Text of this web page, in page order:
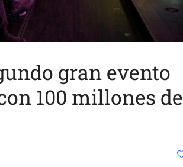
gran evento
100 millones de